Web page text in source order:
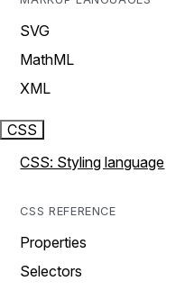
SVG
MathML
XML
CSS
CSS: Styling language
CSS REFERENCE
Properties
Selectors